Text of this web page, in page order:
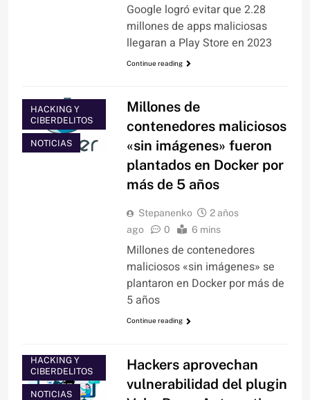
Google logró evitar que 2.28
millones de apps maliciosas
llegaran a Play Store en 2023
Continue reading
HACKING Y
CIBERDELITOS
NOTICIAS
Millones de
contenedores maliciosos
«sin imágenes» fueron
plantados en Docker por
más de 5 años
Stepanenko
2 años
ago
0 6 mins
Millones de contenedores
maliciosos «sin imágenes» se
plantaron en Docker por más de
5 años
Continue reading
HACKING Y
CIBERDELITOS
NOTICIAS
Hackers aprovechan
vulnerabilidad del plugin